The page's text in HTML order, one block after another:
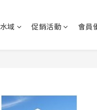
水域 促銷活動 會員